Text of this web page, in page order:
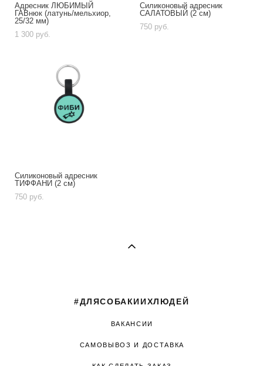
Адресник ЛЮБИМЫЙ
ГАВнюк (латунь/мельхиор,
25/32 мм)
1 300 pуб.
Силиконовый адресник
САЛАТОВЫЙ (2 см)
750 pуб.
Силиконовый адресник
ТИФФАНИ (2 см)
750 pуб.
#ДЛЯСОБАКИИХЛЮДЕЙ
ВАКАНСИИ
САМОВЫВОЗ И ДОСТАВКА